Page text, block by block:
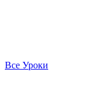
Все Уроки